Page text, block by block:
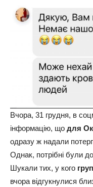
Вчора, 31 грудня, в
інформацію, що для
одразу ж надали
Однак, потрібні були
Шукали тих, у кого
вчора відгукнулися